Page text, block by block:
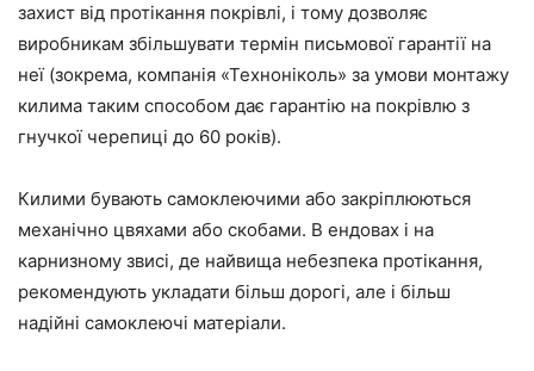
захист від протікання покрівлі, і тому дозволяє
виробникам збільшувати термін письмової гарантії на
неї (зокрема, компанія «Техноніколь» за умови монтажу
килима таким способом дає гарантію на покрівлю з
гнучкої черепиці до 60 років).
Килими бувають самоклеючими або закріплюються
механічно цвяхами або скобами. В ендовах і на
карнизному звисі, де найвища небезпека протікання,
рекомендують укладати більш дорогі, але і більш
надійні самоклеючі матеріали.